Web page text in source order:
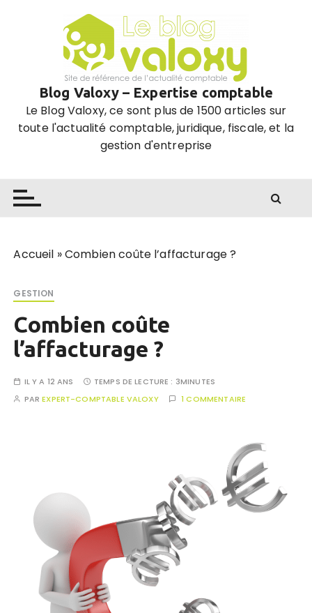
Blog Valoxy – Expertise comptable
Le Blog Valoxy, ce sont plus de 1500 articles sur
toute l'actualité comptable, juridique, fiscale, et la
gestion d'entreprise
Accueil »Combien coûte l’affacturage ?
GESTION
Combien coûte
l’affacturage ?
IL Y A 12 ANS TEMPS DE LECTURE : 3MINUTES
PAREXPERT-COMPTABLE VALOXY 1 COMMENTAIRE